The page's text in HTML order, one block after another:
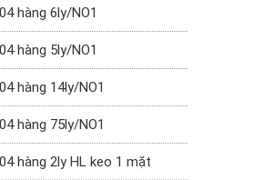
hàng 6ly/NO1
hàng 5ly/NO1
hàng 14ly/NO1
hàng 75ly/NO1
hàng 2ly HL keo 1 mặt